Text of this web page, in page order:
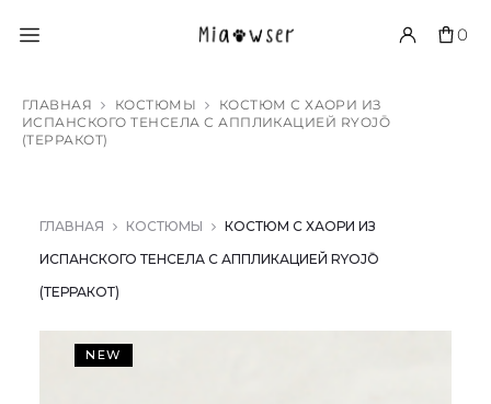
0
ГЛАВНАЯ КОСТЮМЫ
КОСТЮМ С ХАОРИ ИЗ
ИСПАНСКОГО ТЕНСЕЛА С АППЛИКАЦИЕЙ RYOJŌ
(ТЕРРАКОТ)
ГЛАВНАЯ КОСТЮМЫ
КОСТЮМ С ХАОРИ ИЗ
ИСПАНСКОГО ТЕНСЕЛА С АППЛИКАЦИЕЙ RYOJŌ
(ТЕРРАКОТ)
NEW